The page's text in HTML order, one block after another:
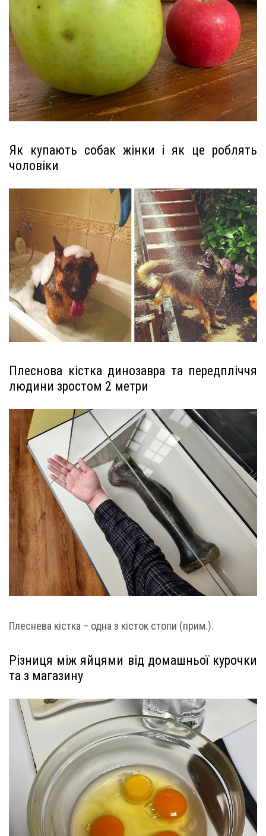
Як купають собак жінки і як це роблять
чоловіки
Плеснова кістка динозавра та передпліччя
людини зростом 2 метри
Плеснева кістка – одна з кісток стопи (прим.).
Різниця між яйцями від домашньої курочки
та з магазину